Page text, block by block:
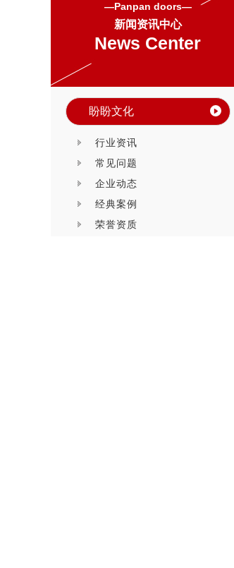
—Panpan doors—
新闻资讯中心
News Center
盼盼文化
行业资讯
常见问题
企业动态
经典案例
荣誉资质